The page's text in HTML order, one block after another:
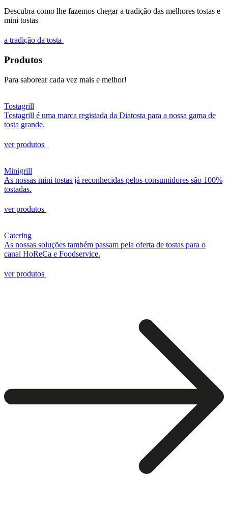
Descubra como lhe fazemos chegar a tradição das melhores tostas e
mini tostas
a tradição da tosta
Produtos
Para saborear cada vez mais e melhor!
Tostagrill
Tostagrill é uma marca registada da Diatosta para a nossa gama de
tosta grande.
ver produtos
Minigrill
As nossas mini tostas já reconhecidas pelos consumidores são 100%
tostadas.
ver produtos
Catering
As nossas soluções também passam pela oferta de tostas para o
canal HoReCa e Foodservice.
ver produtos